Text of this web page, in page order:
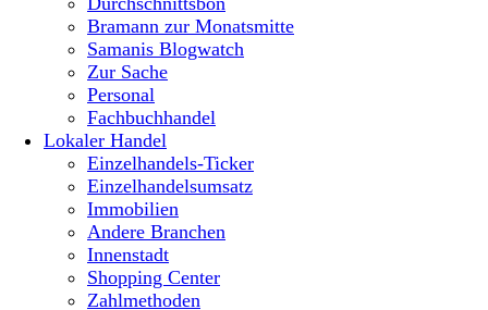
Bramann zur Monatsmitte
Samanis Blogwatch
Zur Sache
Personal
Fachbuchhandel
Lokaler Handel
Einzelhandels-Ticker
Einzelhandelsumsatz
Immobilien
Andere Branchen
Innenstadt
Shopping Center
Zahlmethoden